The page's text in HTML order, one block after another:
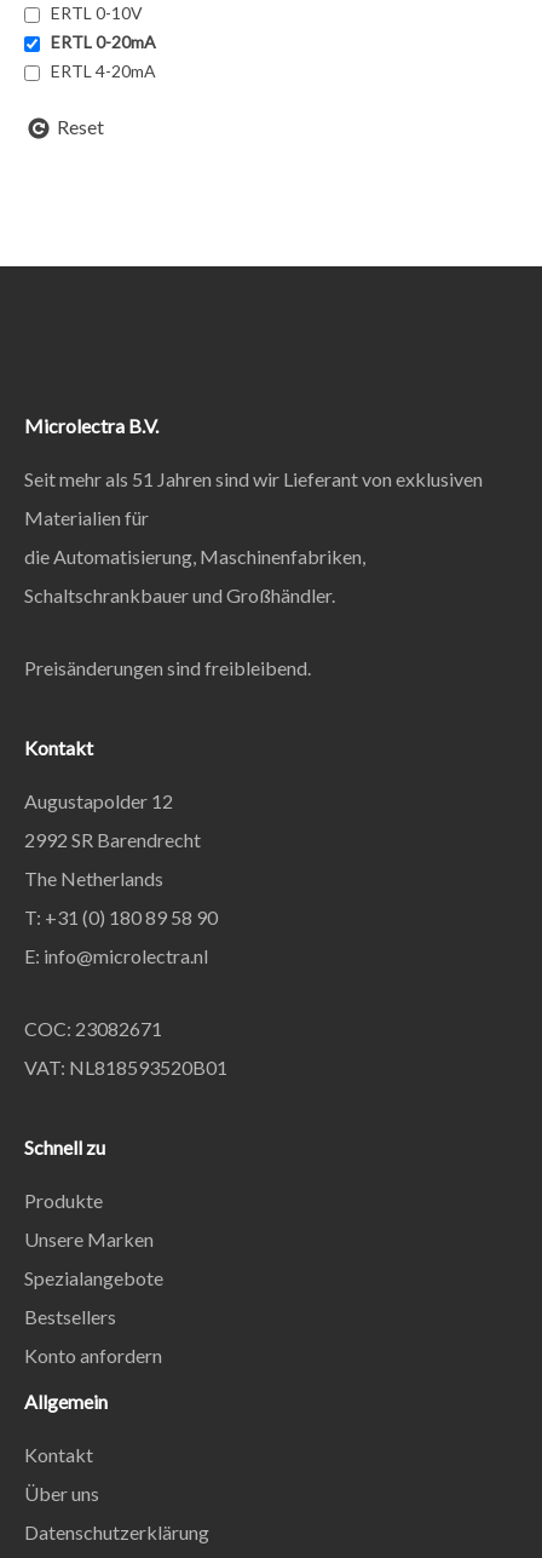
ERTL 0-10V
ERTL 0-20mA
ERTL 4-20mA
Reset
Microlectra B.V.
Seit mehr als 51 Jahren sind wir Lieferant von exklusiven
Materialien für
die Automatisierung, Maschinenfabriken,
Schaltschrankbauer und Großhändler.
Preisänderungen sind freibleibend.
Kontakt
Augustapolder 12
2992 SR Barendrecht
The Netherlands
T: +31 (0) 180 89 58 90
E: info@microlectra.nl
COC: 23082671
VAT: NL818593520B01
Schnell zu
Produkte
Unsere Marken
Spezialangebote
Bestsellers
Konto anfordern
Allgemein
Kontakt
Über uns
Datenschutzerklärung